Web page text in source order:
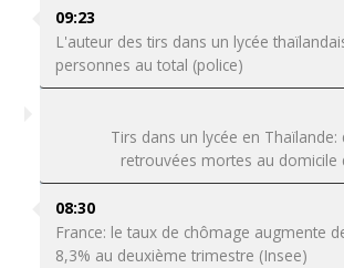
09:23
L'auteur des tirs dans un lycée
personnes au total (police)
Tirs dans un lycée en
retrouvées mortes au domicile
08:30
France: le taux de chômage augmente
8,3% au deuxième trimestre (Insee)